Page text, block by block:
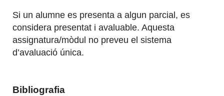
Si un alumne es presenta a algun parcial, es
considera presentat i avaluable. Aquesta
assignatura/mòdul no preveu el sistema
d’avaluació única.
Bibliografia